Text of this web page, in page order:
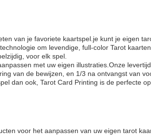
van je favoriete kaartspel.je kunt je eigen
om levendige, full-color Tarot
voor elk spel.
met uw eigen illustraties.Onze
van de bewijzen, en 1/3 na ontvangst van
dan ook, Tarot Card Printing is de perfecte
voor het aanpassen van uw eigen tarot